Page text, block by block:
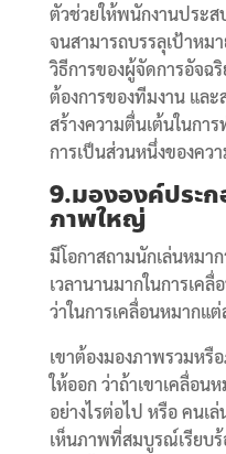
ตัวช่วยให้พนักงานประส
จนสามารถบรรลุเป้าหม
วิธีการของผู้จัดการอัจฉ
ต้องการของทีมงาน และ
สร้างความตื่นเต้นในกา
การเป็นส่วนหนึ่งของคว
9.มององค์ประ
ภาพใหญ่
มีโอกาสถามนักเล่นหมา
เวลานานมากในการเค
ว่าในการเคลื่อนหมากแต่
เขาต้องมองภาพรวมห
ให้ออก ว่าถ้าเขาเคลื่อน
อย่างไรต่อไป หรือ คนเ
เห็นภาพที่สมบูรณ์เรียบ